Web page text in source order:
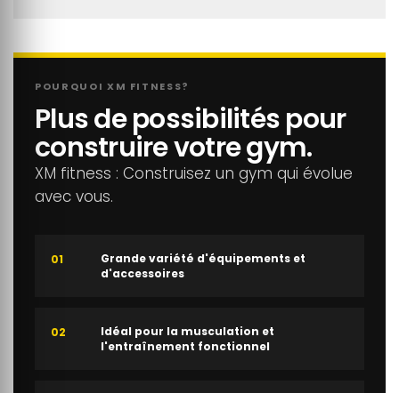
POURQUOI XM FITNESS?
Plus de possibilités pour
construire votre gym.
XM fitness : Construisez un gym qui évolue
avec vous.
01
Grande variété d'équipements et
d'accessoires
02
Idéal pour la musculation et
l'entraînement fonctionnel